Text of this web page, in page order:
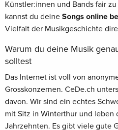
Künstler:innen und Bands fair
kannst du deine Songs online
Vielfalt der Musikgeschichte
Warum du deine Musik
solltest
Das Internet ist voll von
Grosskonzernen. CeDe.ch
davon. Wir sind ein echtes
mit Sitz in Winterthur und leben
Jahrzehnten. Es gibt viele gute